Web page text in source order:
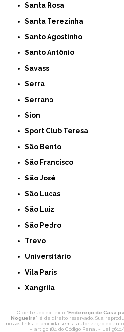
Santa Rosa
Santa Terezinha
Santo Agostinho
Santo Antônio
Savassi
Serra
Serrano
Sion
Sport Club Teresa
São Bento
São Francisco
São José
São Lucas
São Luiz
São Pedro
Trevo
Universitário
Vila Paris
Xangrila
O conteúdo do texto "Endereço de Casa
Nogueira" é de direito reservado. Sua
nossos links, é proibida sem a autorização do
– artigo 184 do Código Penal – Lei